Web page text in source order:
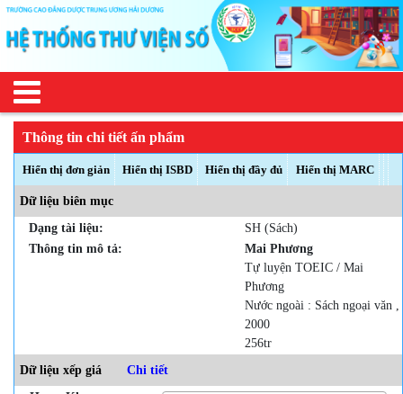
Thông tin chi tiết ấn phẩm
Hiển thị đơn giản Hiển thị ISBD Hiển thị đầy đủ Hiển thị MARC
Dữ liệu biên mục
Dạng tài liệu:
SH (Sách)
Thông tin mô tả:
Mai Phương
Tự luyện TOEIC / Mai
Phương
Nước ngoài : Sách ngoại văn ,
2000
256tr
Dữ liệu xếp giá
Chi tiết